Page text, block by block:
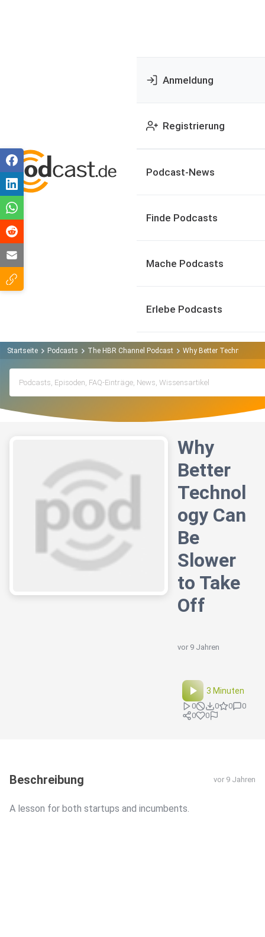
Anmeldung
Registrierung
Podcast-News
Finde Podcasts
Mache Podcasts
Erlebe Podcasts
Startseite Podcasts The HBR Channel Podcast Why Better Technology
Why
Better
Technol
ogy Can
Be
Slower
to Take
Off
vor 9 Jahren
3 Minuten
0 0 0
0
0
0
Beschreibung vor 9 Jahren
A lesson for both startups and incumbents.